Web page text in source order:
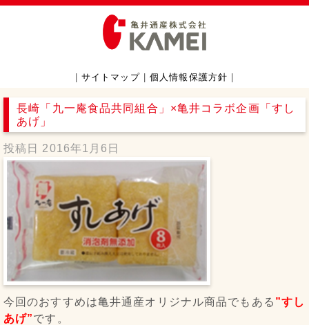
サイトマップ|個人情報保護方針
長崎「九一庵食品共同組合」×亀井コラボ企画「すし
あげ」
投稿日 2016年1月6日
今回のおすすめは亀井通産オリジナル商品でもある ”すし
あげ”です。